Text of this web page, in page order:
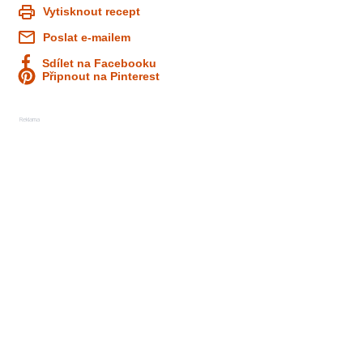
Vytisknout recept
Poslat e-mailem
Sdílet na Facebooku
Připnout na Pinterest
Reklama